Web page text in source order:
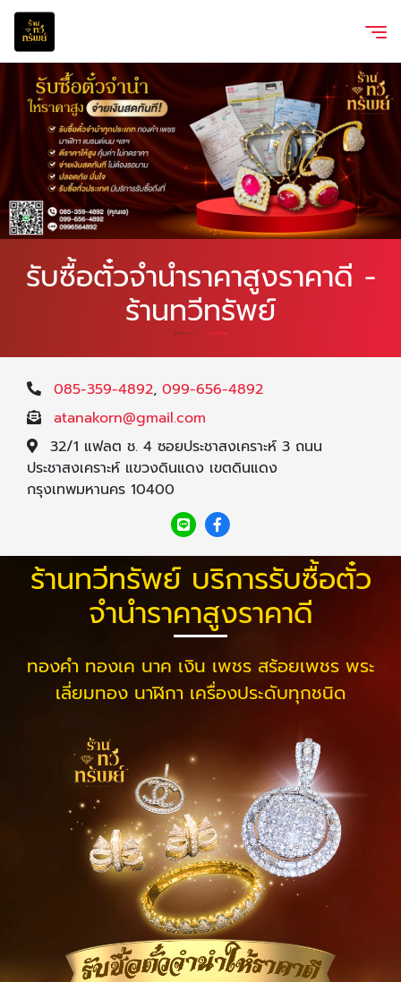
รับซื้อตั๋วจำนำราคาสูงราคาดี -
ร้านทวีทรัพย์
085-359-4892, 099-656-4892
atanakorn@gmail.com
32/1 แฟลต ช. 4 ซอยประชาสงเคราะห์ 3 ถนน
ประชาสงเคราะห์ แขวงดินแดง เขตดินแดง
กรุงเทพมหานคร 10400
ร้านทวีทรัพย์ บริการรับซื้อตั๋ว
จำนำราคาสูงราคาดี
ทองคำ ทองเค นาค เงิน เพชร สร้อยเพชร พระ
เลี่ยมทอง นาฬิกา เครื่องประดับทุกชนิด